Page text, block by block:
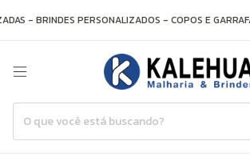
- BRINDES PERSONALIZADOS - COPOS E